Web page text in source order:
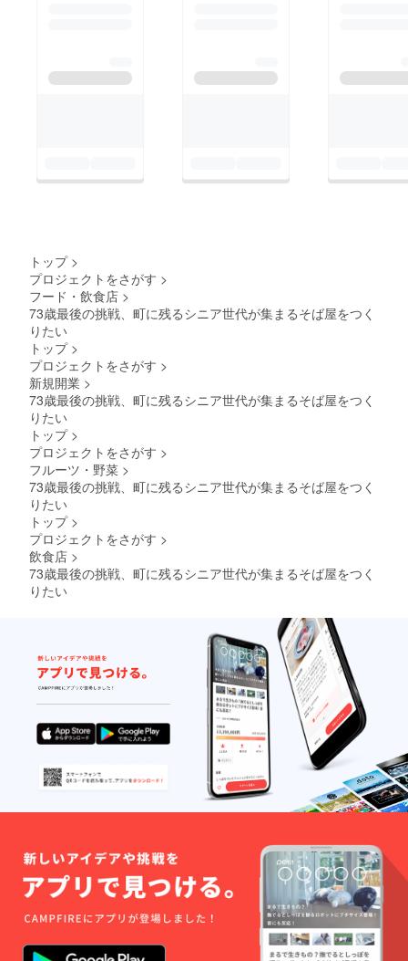
トップ >
プロジェクトをさがす >
フード・飲食店 >
73歳最後の挑戦、町に残るシニア世代が集まるそば屋をつく
りたい
トップ >
プロジェクトをさがす >
新規開業 >
73歳最後の挑戦、町に残るシニア世代が集まるそば屋をつく
りたい
トップ >
プロジェクトをさがす >
フルーツ・野菜 >
73歳最後の挑戦、町に残るシニア世代が集まるそば屋をつく
りたい
トップ >
プロジェクトをさがす >
飲食店 >
73歳最後の挑戦、町に残るシニア世代が集まるそば屋をつく
りたい